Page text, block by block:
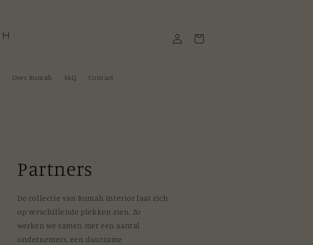
Over Rumah FAQ Contact
InloggenWinkelwagen
Partners
De collectie van Rumah Interior laat zich
op verschillende plekken zien. Zo
werken we samen met een aantal
ondernemers, een duurzame